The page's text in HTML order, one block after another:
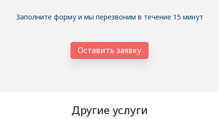
Заполните форму и мы перезвоним в течение 15 минут
Оставить заявку
Другие услуги